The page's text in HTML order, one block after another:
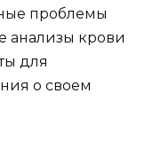
проблемы
анализы крови
для
о своем